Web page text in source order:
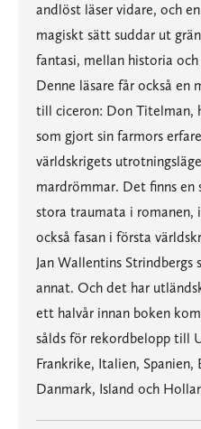
andlöst läser vidare, och
magiskt sätt suddar ut
fantasi, mellan historia
Denne läsare får också en
till ciceron: Don Titelman,
som gjort sin farmors
världskrigets
mardrömmar. Det finns en
stora traumata i romanen,
också fasan i första
Jan Wallentins
annat. Och det har
ett halvår innan boken
sålds för rekordbelopp till
Frankrike, Italien, Spanien,
Danmark, Island och